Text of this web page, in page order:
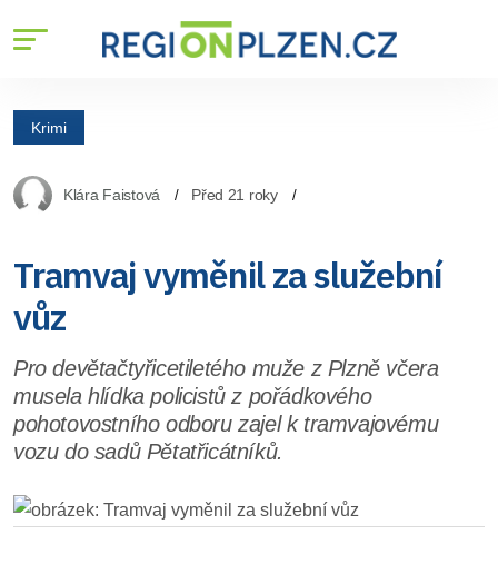
Krimi
Klára Faistová Před 21 roky
Tramvaj vyměnil za služební
vůz
Pro devětačtyřicetiletého muže z Plzně včera
musela hlídka policistů z pořádkového
pohotovostního odboru zajel k tramvajovému
vozu do sadů Pětatřicátníků.